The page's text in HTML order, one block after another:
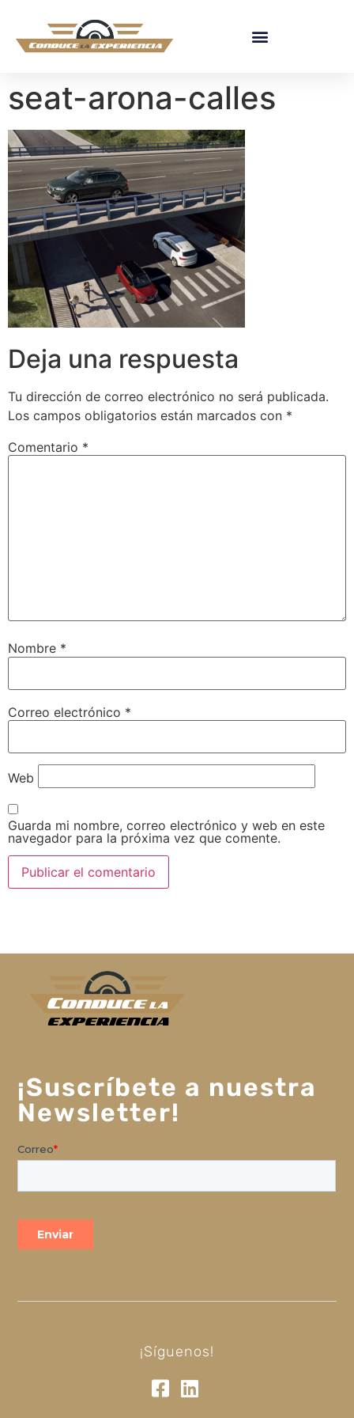
seat-arona-calles
Deja una respuesta
Tu dirección de correo electrónico no será publicada.
Los campos obligatorios están marcados con *
Comentario *
Nombre *
Correo electrónico *
Web
Guarda mi nombre, correo electrónico y web en este
navegador para la próxima vez que comente.
¡Suscríbete a nuestra
Newsletter!
¡Síguenos!